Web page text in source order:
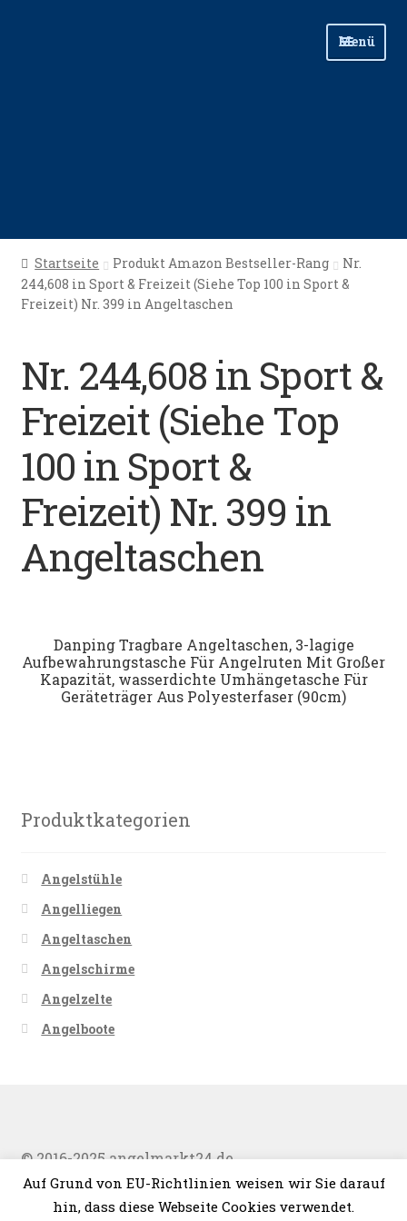
Menü
Start
Angellinks
Angelvideos
Datenschutz
Impressum
Kontakt
Shop
Startseite Produkt Amazon Bestseller-Rang
Nr.
244,608 in Sport & Freizeit (Siehe Top 100 in Sport &
Freizeit) Nr. 399 in Angeltaschen
Nr. 244,608 in Sport &
Freizeit (Siehe Top
100 in Sport &
Freizeit) Nr. 399 in
Angeltaschen
Danping Tragbare Angeltaschen, 3-lagige
Aufbewahrungstasche Für Angelruten Mit Großer
Kapazität, wasserdichte Umhängetasche Für
Geräteträger Aus Polyesterfaser (90cm)
Produktkategorien
Angelstühle
Angelliegen
Angeltaschen
Angelschirme
Angelzelte
Angelboote
© 2016-2025 angelmarkt24.de
Auf Grund von EU-Richtlinien weisen wir Sie darauf
hin, dass diese Webseite Cookies verwendet.